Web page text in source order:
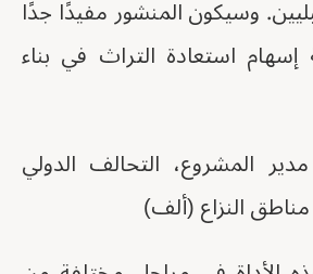
وسيكون المنشور مفيدًا جدًا
استعادة التراث في بناء
المشروع، التحالف الدولي
النزاع (ألف)